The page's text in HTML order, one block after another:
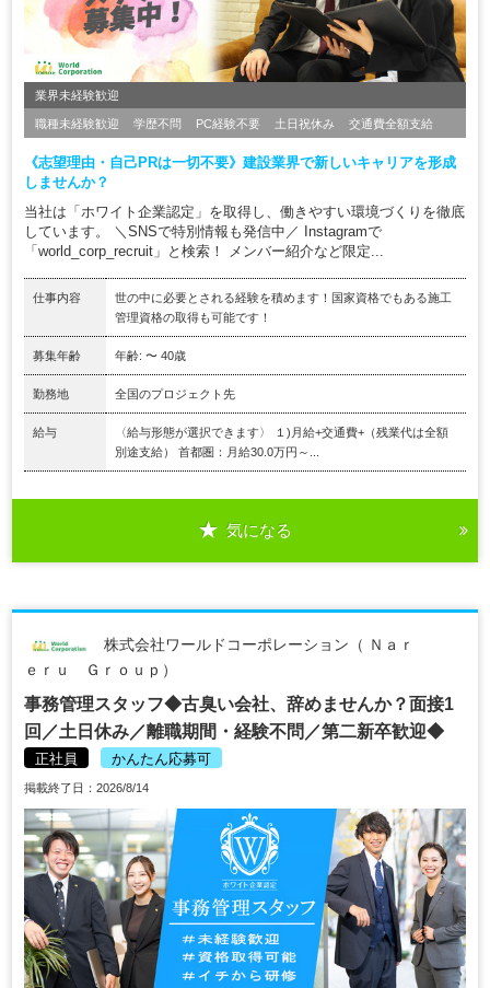
業界未経験歓迎
職種未経験歓迎 学歴不問 PC経験不要 土日祝休み 交通費全額支給
《志望理由・自己PRは一切不要》建設業界で新しいキャリアを形成
しませんか？
当社は「ホワイト企業認定」を取得し、働きやすい環境づくりを徹底
しています。 ＼SNSで特別情報も発信中／ Instagramで
「world_corp_recruit」と検索！ メンバー紹介など限定...
仕事内容
世の中に必要とされる経験を積めます！国家資格でもある施工
管理資格の取得も可能です！
募集年齢 年齢: 〜 40歳
勤務地 全国のプロジェクト先
給与
〈給与形態が選択できます〉 １)月給+交通費+（残業代は全額
別途支給） 首都圏：月給30.0万円～...
気になる
株式会社ワールドコーポレーション（ Ｎａｒ
ｅｒｕ Ｇｒｏｕｐ）
事務管理スタッフ◆古臭い会社、辞めませんか？面接1
回／土日休み／離職期間・経験不問／第二新卒歓迎◆
正社員 かんたん応募可
掲載終了日：2026/8/14